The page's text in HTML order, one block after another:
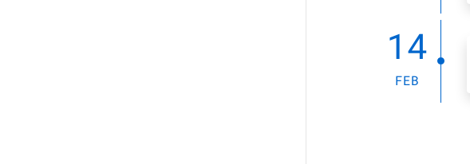
14
FEB